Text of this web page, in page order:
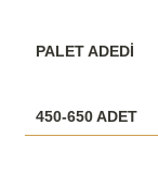
PALET ADEDİ
450-650 ADET